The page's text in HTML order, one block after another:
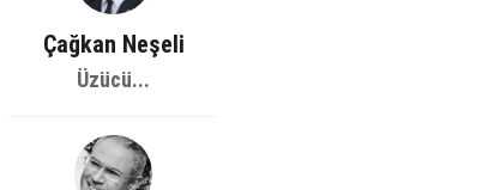
Çağkan Neşeli
Üzücü...